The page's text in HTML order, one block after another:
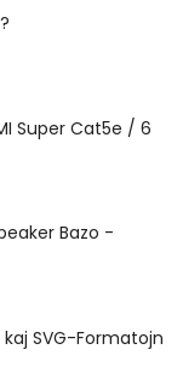
Super Cat5e / 6
Bazo -
kaj SVG-Formatojn